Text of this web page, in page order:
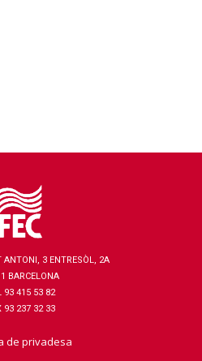
ANTONI, 3 ENTRESÒL, 2A
BARCELONA
93 415 53 82
93 237 32 33
de privadesa